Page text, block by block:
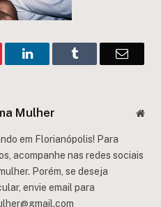
LinkedInTumblr Email
Mulher
em Florianópolis! Para
acompanhe nas redes sociais
Porém, se deseja
envie email para